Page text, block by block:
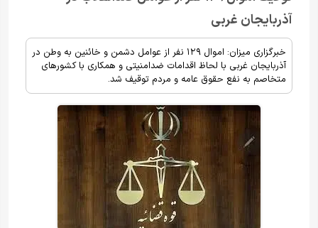
آذربایجان غربی
خبرگزاری میزان: اموال ۱۲۹ نفر از عوامل دشمن و خائنین به وطن در
آذربایجان غربی با لحاظ اقدامات ضدامنیتی و همکاری با کشورهای
متخاصم به نفع حقوق عامه و مردم توقیف شد.